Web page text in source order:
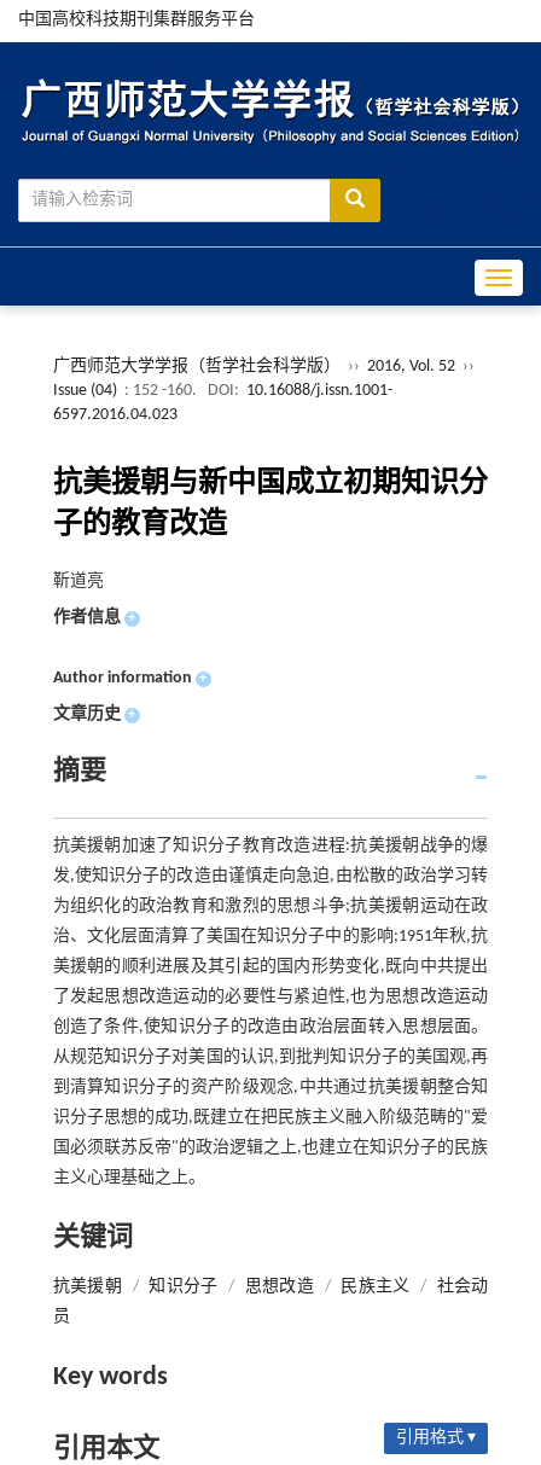
中国高校科技期刊集群服务平台
广西师范大学学报（哲学社会科学版） ›› 2016, Vol. 52 ››
Issue (04) : 152 -160. DOI: 10.16088/j.issn.1001-
6597.2016.04.023
抗美援朝与新中国成立初期知识分
子的教育改造
靳道亮
作者信息 +
Author information +
文章历史 +
摘要
抗美援朝加速了知识分子教育改造进程:抗美援朝战争的爆
发,使知识分子的改造由谨慎走向急迫,由松散的政治学习转
为组织化的政治教育和激烈的思想斗争;抗美援朝运动在政
治、文化层面清算了美国在知识分子中的影响;1951年秋,抗
美援朝的顺利进展及其引起的国内形势变化,既向中共提出
了发起思想改造运动的必要性与紧迫性,也为思想改造运动
创造了条件,使知识分子的改造由政治层面转入思想层面。
从规范知识分子对美国的认识,到批判知识分子的美国观,再
到清算知识分子的资产阶级观念,中共通过抗美援朝整合知
识分子思想的成功,既建立在把民族主义融入阶级范畴的"爱
国必须联苏反帝"的政治逻辑之上,也建立在知识分子的民族
主义心理基础之上。
关键词
抗美援朝 / 知识分子 / 思想改造 / 民族主义 / 社会动
员
Key words
引用本文 引用格式 ▾